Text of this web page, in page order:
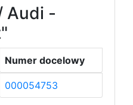
Audi -
Numer docelowy
000054753